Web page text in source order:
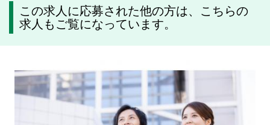
この求人に応募された他の方は、こちらの
求人もご覧になっています。